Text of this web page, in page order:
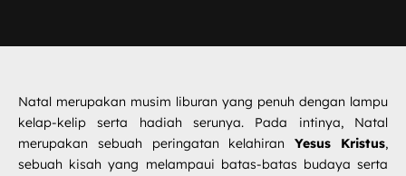
Natal merupakan musim liburan yang penuh dengan lampu
kelap-kelip serta hadiah serunya. Pada intinya, Natal
merupakan sebuah peringatan kelahiranYesus Kristus,
sebuah kisah yang melampaui batas-batas budaya serta